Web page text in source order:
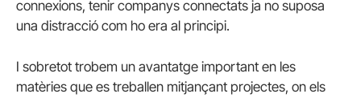
connexions, tenir companys connectats ja no suposa
una distracció com ho era al principi.
I sobretot trobem un avantatge important en les
matèries que es treballen mitjançant projectes, on els